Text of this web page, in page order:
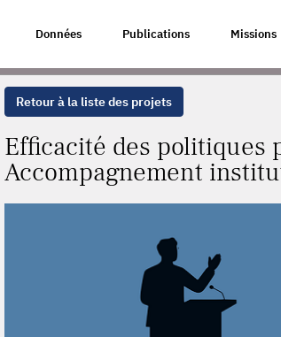
Données Publications Missions
PUBLIQUES D’INSERTION EN FRANCE :
Retour à la liste des projets
Efficacité des politiques
Accompagnement